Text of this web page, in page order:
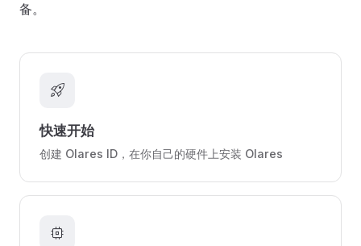
备。
rocket_launch
快速开始
创建 Olares ID，在你自己的硬件上安装 Olares
memory